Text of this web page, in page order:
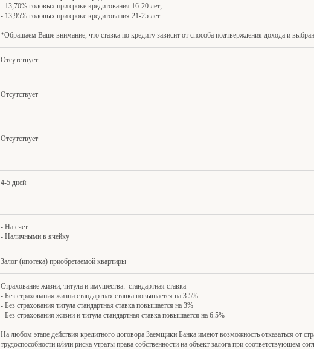
- 13,70% годовых при сроке кредитования 16-20 лет;
- 13,95% годовых при сроке кредитования 21-25 лет.
*Обращаем Ваше внимание, что ставка по кредиту зависит от способа подтверждения дохода и
Отсутствует
Отсутствует
Отсутствует
4-5 дней
- На счет
- Наличными в ячейку
Залог (ипотека) приобретаемой квартиры
Страхование жизни, титула и имущества: стандартная ставка
- Без страхования жизни стандартная ставка повышается на 3.5%
- Без страхования титула стандартная ставка повышается на 3%
- Без страхования жизни и титула стандартная ставка повышается на 6.5%
На любом этапе действия кредитного договора Заемщики Банка имеют возможность отказаться от
трудоспособности и/или риска утраты права собственности на объект залога при соответствующем